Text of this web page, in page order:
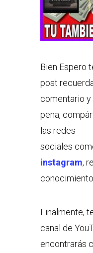
Bien Espero
post
comentario y
pena,
las redes
sociales
instagram,
Finalmente,
canal de
encontrarás